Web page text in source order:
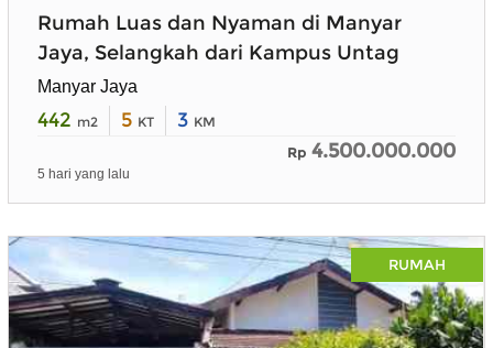
Rumah Luas dan Nyaman di Manyar
Jaya, Selangkah dari Kampus Untag
Manyar Jaya
442 m2 5 KT 3 KM
Rp 4.500.000.000
5 hari yang lalu
RUMAH